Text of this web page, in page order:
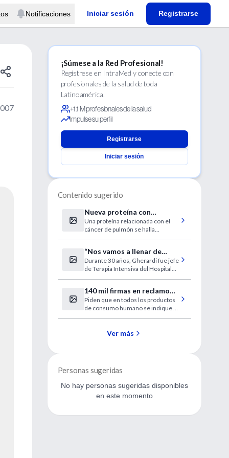
Notificaciones Iniciar sesión Registrarse
¡Súmese a la Red Profesional!
Regístrese en IntraMed y conecte con
profesionales de la salud de toda
Latinoamérica.
+1.1 M profesionales de la salud
Impulse su perfil
Registrarse
Iniciar sesión
Contenido sugerido
Nueva proteína con
potencia diagnóstico en Ca
de pulmón
Una proteína relacionada con el
cáncer de pulmón se halla
“Nos vamos a llenar de
enfermos en estado
vegetativo”
Durante 30 años, Gherardi fue jefe
de Terapia Intensiva del Hospital
140 mil firmas en reclamo
de una ley que proteja a los
celíacos
Piden que en todos los productos
de consumo humano se indique si
Plan Médico Obligatorio. En la
Ver más
Personas sugeridas
No hay personas sugeridas disponibles
en este momento